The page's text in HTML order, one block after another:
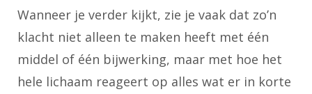
Wanneer je verder kijkt, zie je vaak dat zo’n
klacht niet alleen te maken heeft met één
middel of één bijwerking, maar met hoe het
hele lichaam reageert op alles wat er in korte